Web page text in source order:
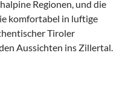
Regionen, und die
komfortabel in luftige
Tiroler
Aussichten ins Zillertal.